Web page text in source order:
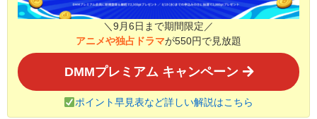
＼9月6日まで期間限定／
アニメや独占ドラマが550円で見放題
DMMプレミアム キャンペーン
ポイント早見表など詳しい解説はこちら